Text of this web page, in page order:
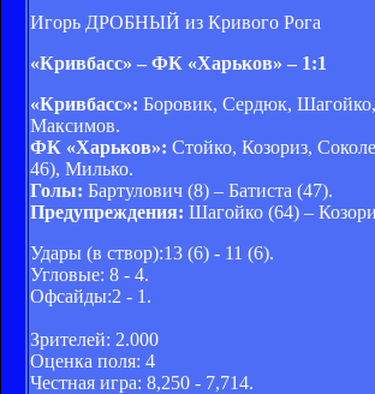
Игорь ДРОБНЫЙ из Кривого Рога
«Кривбасс» – ФК «Харьков» – 1:1
«Кривбасс»: Боровик, Сердюк,
Максимов.
ФК «Харьков»: Стойко, Козориз,
46), Милько.
Голы: Бартулович (8) – Батиста (47).
Предупреждения: Шагойко (64) –
Удары (в створ):13 (6) - 11 (6).
Угловые: 8 - 4.
Офсайды:2 - 1.
Зрителей: 2.000
Оценка поля: 4
Честная игра: 8,250 - 7,714.